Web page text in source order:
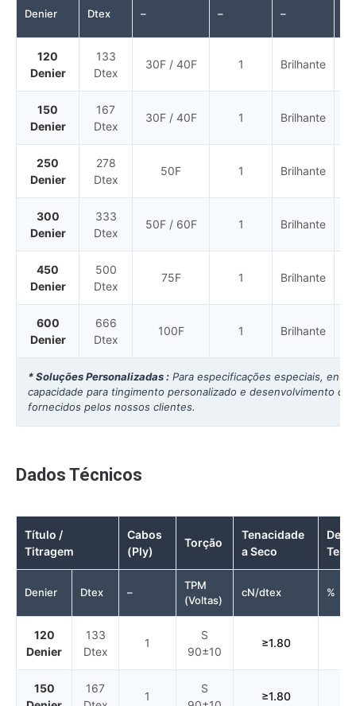
Denier Dtex – – –
120
Denier
133
Dtex
30F / 40F 1 Brilhante
150
Denier
167
Dtex
30F / 40F 1 Brilhante
250
Denier
278
Dtex
50F 1 Brilhante
300
Denier
333
Dtex
50F / 60F 1 Brilhante
450
Denier
500
Dtex
75F 1 Brilhante
600
Denier
666
Dtex
100F 1 Brilhante
* Soluções Personalizadas : Para especificações especiais,
capacidade para tingimento personalizado e desenvolvimento
fornecidos pelos nossos clientes.
Dados Técnicos
Título /
Titragem
Cabos
(Ply)
Torção
Tenacidade
a Seco
Denier Dtex –
TPM
(Voltas)
cN/dtex %
120
Denier
133
Dtex
1
S
90±10
≥1.80
150
167
1
S
≥1.80